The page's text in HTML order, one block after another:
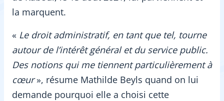
la marquent.
« Le droit administratif, en tant que tel, tourne
autour de l’intérêt général et du service public.
Des notions qui me tiennent particulièrement à
cœur», résume Mathilde Beyls quand on lui
demande pourquoi elle a choisi cette